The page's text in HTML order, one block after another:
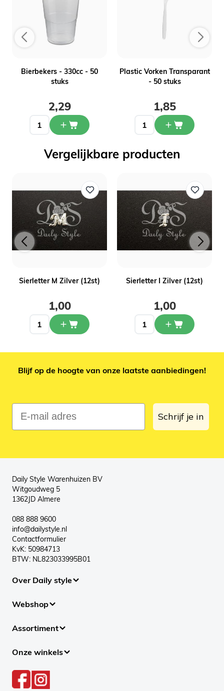
Bierbekers - 330cc - 50
stuks
2,29
Plastic Vorken Transparant
- 50 stuks
1,85
Vergelijkbare producten
Sierletter M Zilver (12st)
1,00
Sierletter I Zilver (12st)
1,00
Blijf op de hoogte van onze laatste aanbiedingen!
E-mail adres
Schrijf je in
Daily Style Warenhuizen BV
Witgoudweg 5
1362JD Almere
088 888 9600
info@dailystyle.nl
Contactformulier
KvK: 50984713
BTW: NL823033995B01
Over Daily style
Webshop
Assortiment
Onze winkels